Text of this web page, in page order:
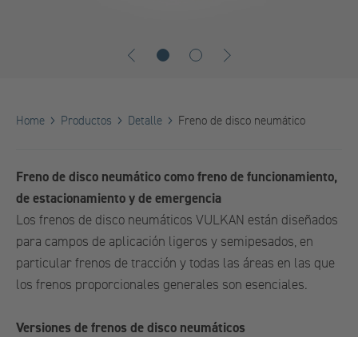
Home Productos Detalle Freno de disco neumático
Freno de disco neumático como freno de funcionamiento,
de estacionamiento y de emergencia
Los frenos de disco neumáticos VULKAN están diseñados
para campos de aplicación ligeros y semipesados, en
particular frenos de tracción y todas las áreas en las que
los frenos proporcionales generales son esenciales.
Versiones de frenos de disco neumáticos